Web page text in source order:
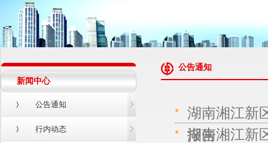
新闻中心
公告通知
行内动态
公告通知
湖南湘江新
报告
湖南湘江新